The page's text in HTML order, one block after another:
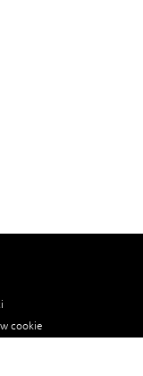
cookie